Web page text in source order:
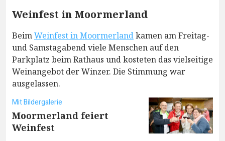
Weinfest in Moormerland
BeimWeinfest in Moormerlandkamen am Freitag-
und Samstagabend viele Menschen auf den
Parkplatz beim Rathaus und kosteten das vielseitige
Weinangebot der Winzer. Die Stimmung war
ausgelassen.
Mit Bildergalerie
Moormerland feiert
Weinfest